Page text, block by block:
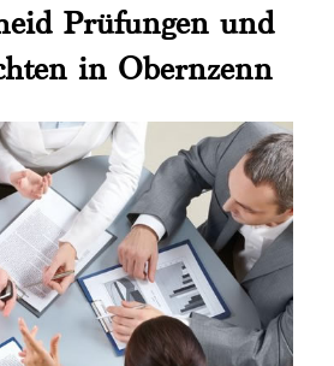
Prüfungen und
in Obernzenn